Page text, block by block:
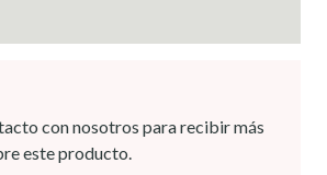
con nosotros para recibir más
este producto.